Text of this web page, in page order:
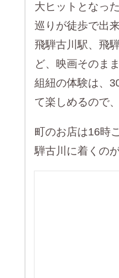
大ヒットとなっ
巡りが徒歩で出来
飛騨古川駅、飛
ど、映画そのま
組紐の体験は、
て楽しめるので
町のお店は16時
騨古川に着くのが